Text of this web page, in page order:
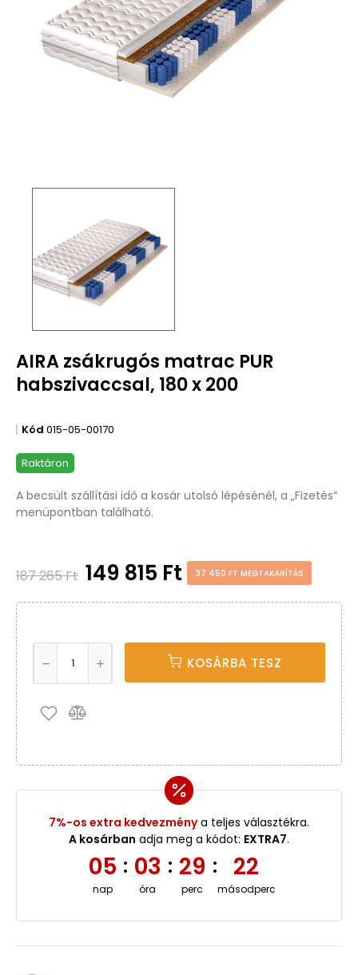
AIRA zsákrugós matrac PUR
habszivaccsal, 180 x 200
Kód 015-05-00170
Raktáron
A becsült szállítási idő a kosár utolsó lépésénél, a „Fizetés“
menüpontban található.
187 265 Ft 149 815 Ft 37 450 FT MEGTAKARÍTÁS
KOSÁRBA TESZ
7%-os extra kedvezménya teljes választékra.
A kosárban adja meg a kódot: EXTRA7.
05
nap
: 03
óra
: 29
perc
: 21
másodperc